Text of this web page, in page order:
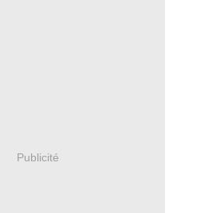
Publicité